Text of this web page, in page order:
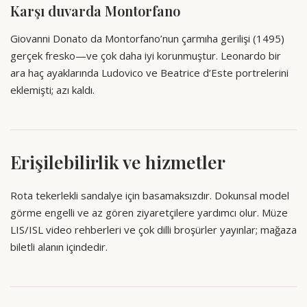
Karşı duvarda Montorfano
Giovanni Donato da Montorfano’nun çarmıha gerilişi (1495)
gerçek fresko—ve çok daha iyi korunmuştur. Leonardo bir
ara haç ayaklarında Ludovico ve Beatrice d’Este portrelerini
eklemişti; azı kaldı.
Erişilebilirlik ve hizmetler
Rota tekerlekli sandalye için basamaksızdır. Dokunsal model
görme engelli ve az gören ziyaretçilere yardımcı olur. Müze
LIS/ISL video rehberleri ve çok dilli broşürler yayınlar; mağaza
biletli alanın içindedir.